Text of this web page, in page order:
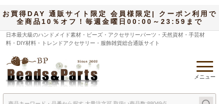
お買得DAY 通販サイト限定 会員様限定| クーポン利用で
全商品10％オフ！毎週金曜日00:00～23:59まで
日本最大級のハンドメイド素材・ビーズ・アクセサリーパーツ・天然資材・手芸材
料・DIY材料・トレンドアクセサリー・服飾雑貨総合通販サイト
メニュー